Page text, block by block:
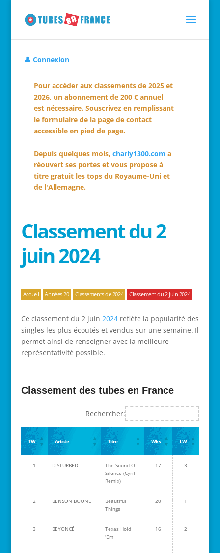
👤 Connexion
Pour accéder aux classements de 2025 et
2026, un abonnement de 200 € annuel
est nécessaire. Souscrivez en remplissant
le formulaire de la page de contact
accessible en pied de page.
Depuis quelques mois, charly1300.com a
réouvert ses portes et vous propose à
titre gratuit les tops du Royaume-Uni et
de l'Allemagne.
Classement du 2
juin 2024
Accueil Années 20 Classements de 2024 Classement du 2 juin 2024
Ce classement du 2 juin 2024reflète la popularité des
singles les plus écoutés et vendus sur une semaine. Il
permet ainsi de renseigner avec la meilleure
représentativité possible.
Classement des tubes en France
Rechercher:
TW Artiste Titre Wks LW
1 DISTURBED
The Sound Of
Silence (Cyril
Remix)
17 3
2 BENSON BOONE
Beautiful
Things
20 1
3 BEYONCÉ
Texas Hold
'Em
16 2